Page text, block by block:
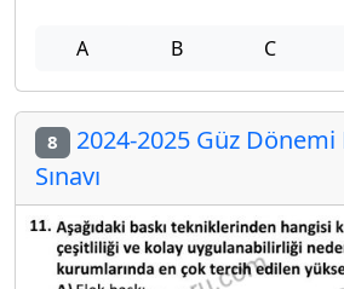
A B C
8 2024-2025 Güz
Sınavı